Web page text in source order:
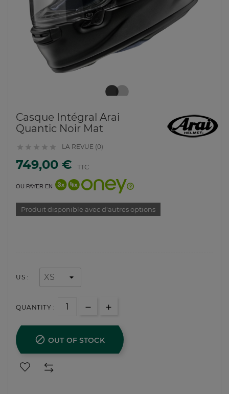
Casque Intégral Arai
Quantic Noir Mat
     LA REVUE (0)
749,00 € TTC
OU PAYER EN
Produit disponible avec d'autres options
US :
QUANTITY :
 OUT OF STOCK